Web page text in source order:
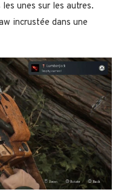
unes sur les autres.
incrustée dans une